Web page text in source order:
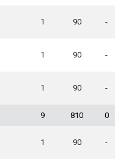
1 90 -
1 90 -
1 90 -
9 810 0
1 90 -